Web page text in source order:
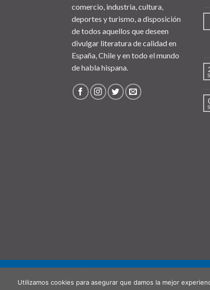
comercio, industria, cultura,
deportes y turismo, a disposición
de todos aquellos que deseen
divulgar literatura de calidad en
España, Chile y en todo el mundo
de habla hispana.
Copyright 2026 ©Hispanochilena
Utilizamos cookies para asegurar que damos la mejor